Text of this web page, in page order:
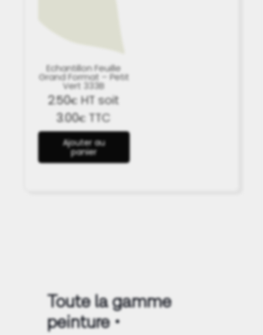
Echantillon Feuille
Grand Format – Petit
Vert 333B
2.50€ HT soit
3.00€ TTC
Ajouter au
panier
Toute la gamme
peinture